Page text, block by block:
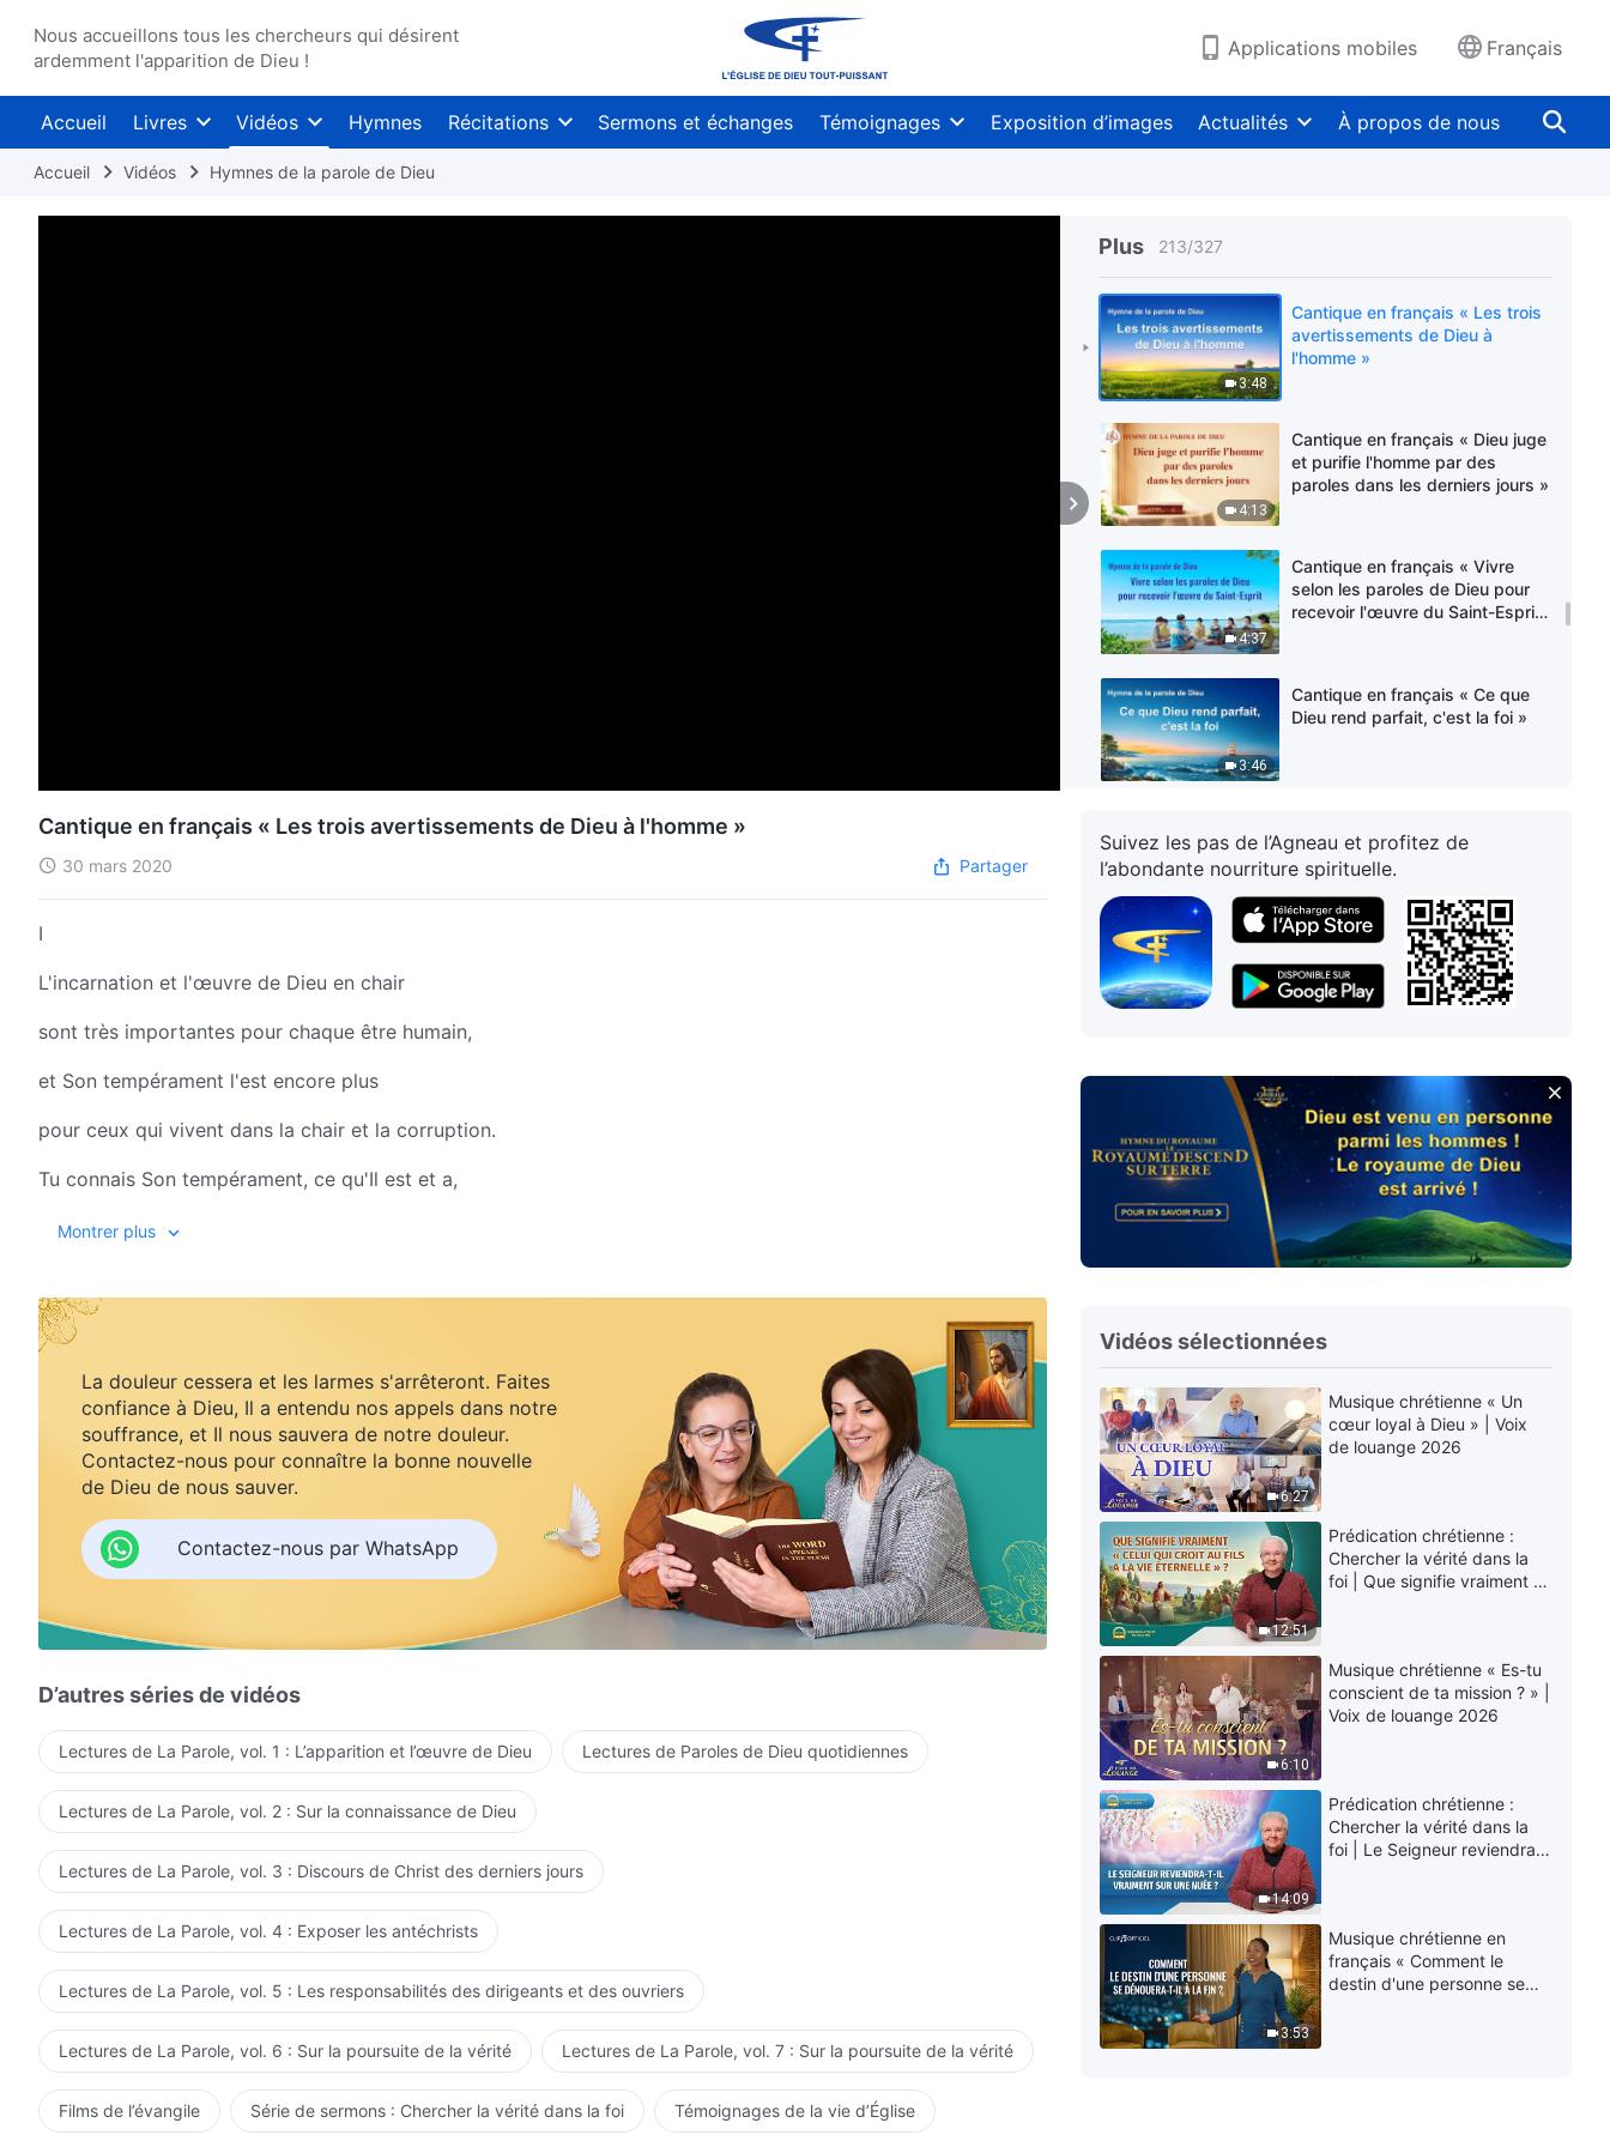
Nous accueillons tous les chercheurs qui désirent
ardemment l'apparition de Dieu !
Applications mobiles Français
Accueil Livres Vidéos Hymnes Récitations Sermons et échanges Témoignages Exposition d’images Actualités À propos de nous
Accueil Vidéos Hymnes de la parole de Dieu
Plus 213/327
5:02
Cantique en français « Qu'avez-
3:48
Cantique en français « Les trois
avertissements de Dieu à
l'homme »
4:13
Cantique en français « Dieu juge
et purifie l'homme par des
paroles dans les derniers jours »
4:37
Cantique en français « Vivre
selon les paroles de Dieu pour
recevoir l'œuvre du Saint-Esprit
3:46
Cantique en français « Ce que
Dieu rend parfait, c'est la foi »
L'épuration est la meilleure façon
pour Dieu de perfectionner
Chant chrétien avec paroles « Le
chemin de foi en Dieu est le
chemin de l'amour pour Lui »
4:22
Chant chrétien avec paroles «
Est-ce là toute votre foi ? »
Chant chrétien avec paroles «
Toute l'œuvre que Dieu
accomplit est pour l'homme »
5:50
Chant chrétien avec paroles «
Nul ne se soucie de comprendre
Dieu activement »
3:10
Chant chrétien avec paroles «
Abandonne-toi entièrement à
l'œuvre de Dieu »
5:43
Chant chrétien avec paroles «
L'œuvre de Dieu est toujours
nouvelle et jamais ancienne »
4:02
Chant chrétien avec paroles «
Personne n'est au courant de la
venue de Dieu »
6:03
Chant chrétien avec paroles «
Dieu est apparu à l'Est du
monde dans la gloire »
3:56
Chant chrétien avec paroles «
L'essence du Christ est Dieu »
Cantique en français « Les trois avertissements de Dieu à l'homme »
30 mars 2020 Partager
I
L'incarnation et l'œuvre de Dieu en chair
sont très importantes pour chaque être humain,
et Son tempérament l'est encore plus
pour ceux qui vivent dans la chair et la corruption.
Tu connais Son tempérament, ce qu'Il est et a,
as-tu compris comment tu devrais Le traiter ?
Si tu les accomplis en faisant de ton mieux,
tu seras alors à l'abri
et tu irriteras moins Dieu.
Ne teste pas Dieu.
Peu importe à quel point tu Le comprends,
ou à quel point tu Le connais,
as-tu compris comment tu devrais Le traiter ?
Dieu vous donne, à vous les hommes, trois avertissements.
Si tu les accomplis en faisant de ton mieux,
tu seras alors à l'abri
et tu irriteras moins Dieu.
Ne défie pas Dieu pour ton statut.
Sache que peu importe le statut qu'Il te donne,
Montrer plus
La douleur cessera et les larmes s'arrêteront. Faites
confiance à Dieu, Il a entendu nos appels dans notre
souffrance, et Il nous sauvera de notre douleur.
Contactez-nous pour connaître la bonne nouvelle
de Dieu de nous sauver.
Contactez-nous par WhatsApp
D’autres séries de vidéos
Lectures de La Parole, vol. 1 : L’apparition et l’œuvre de Dieu Lectures de Paroles de Dieu quotidiennes
Lectures de La Parole, vol. 2 : Sur la connaissance de Dieu
Lectures de La Parole, vol. 3 : Discours de Christ des derniers jours
Lectures de La Parole, vol. 4 : Exposer les antéchrists
Lectures de La Parole, vol. 5 : Les responsabilités des dirigeants et des ouvriers
Lectures de La Parole, vol. 6 : Sur la poursuite de la vérité Lectures de La Parole, vol. 7 : Sur la poursuite de la vérité
Films de l’évangile Série de sermons : Chercher la vérité dans la foi Témoignages de la vie d’Église
Suivez les pas de l’Agneau et profitez de
l’abondante nourriture spirituelle.
Vidéos sélectionnées
6:27
Musique chrétienne « Un
cœur loyal à Dieu » | Voix
de louange 2026
12:51
Prédication chrétienne :
Chercher la vérité dans la
foi | Que signifie vraiment «
6:10
Musique chrétienne « Es-tu
conscient de ta mission ? » |
Voix de louange 2026
14:09
Prédication chrétienne :
Chercher la vérité dans la
foi | Le Seigneur reviendra-
3:53
Musique chrétienne en
français « Comment le
destin d'une personne se